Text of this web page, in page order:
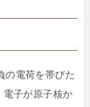
の電荷を帯びた
電子が原子核か